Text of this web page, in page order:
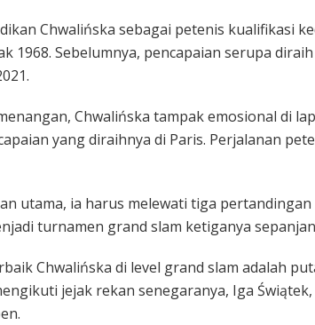
Chwalińska sebagai petenis kualifikasi
1968. Sebelumnya, pencapaian serupa
Chwalińska tampak emosional di
yang diraihnya di Paris. Perjalanan
utama, ia harus melewati tiga pertandingan
turnamen grand slam ketiganya
Chwalińska di level grand slam adalah
jejak rekan senegaranya, Iga